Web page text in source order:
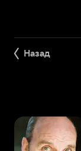
Назад